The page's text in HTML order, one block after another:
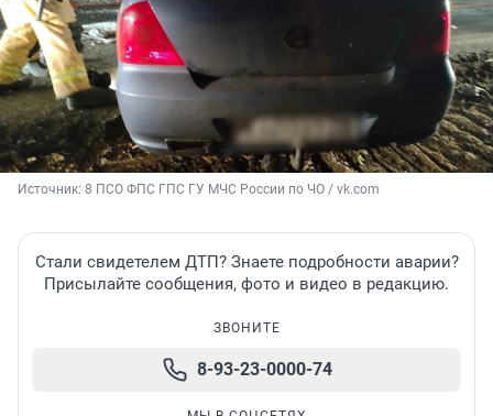
Источник: 8 ПСО ФПС ГПС ГУ МЧС России по ЧО / vk.com
Стали свидетелем ДТП? Знаете подробности аварии?
Присылайте сообщения, фото и видео в редакцию.
ЗВОНИТЕ
8-93-23-0000-74